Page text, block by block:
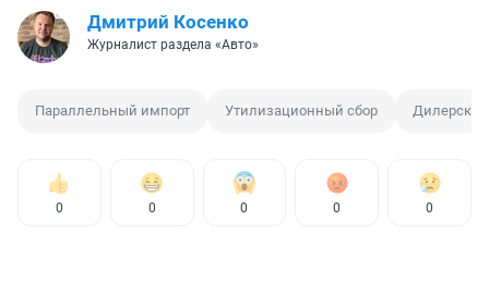
Дмитрий Косенко
Журналист раздела «Авто»
Параллельный импорт Утилизационный сбор
0 0 0 0 0